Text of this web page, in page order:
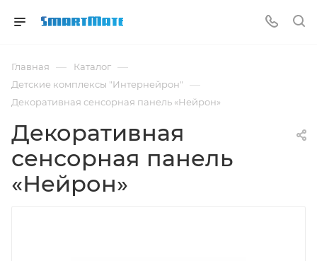
Главная — Каталог —
Детские комплексы "Интернейрон" —
Декоративная сенсорная панель «Нейрон»
Декоративная
сенсорная панель
«Нейрон»